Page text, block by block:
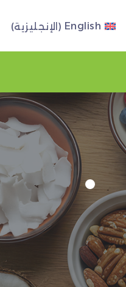
English
( الإنجليزية)